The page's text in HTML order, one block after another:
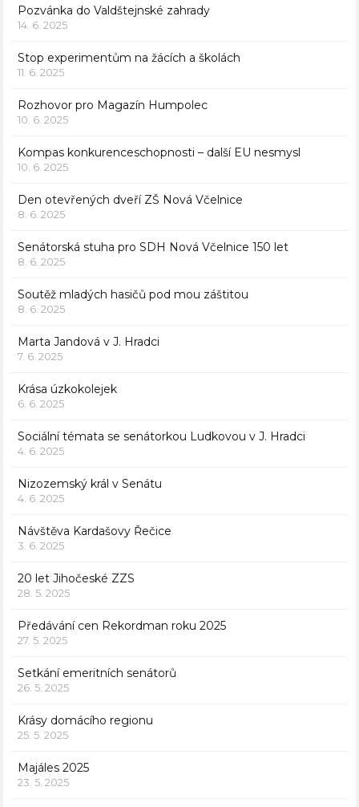
Pozvánka do Valdštejnské zahrady
14. 6. 2025
Stop experimentům na žácích a školách
11. 6. 2025
Rozhovor pro Magazín Humpolec
10. 6. 2025
Kompas konkurenceschopnosti – další EU nesmysl
10. 6. 2025
Den otevřených dveří ZŠ Nová Včelnice
8. 6. 2025
Senátorská stuha pro SDH Nová Včelnice 150 let
8. 6. 2025
Soutěž mladých hasičů pod mou záštitou
8. 6. 2025
Marta Jandová v J. Hradci
7. 6. 2025
Krása úzkokolejek
6. 6. 2025
Sociální témata se senátorkou Ludkovou v J. Hradci
4. 6. 2025
Nizozemský král v Senátu
4. 6. 2025
Návštěva Kardašovy Řečice
3. 6. 2025
20 let Jihočeské ZZS
28. 5. 2025
Předávání cen Rekordman roku 2025
27. 5. 2025
Setkání emeritních senátorů
26. 5. 2025
Krásy domácího regionu
25. 5. 2025
Majáles 2025
23. 5. 2025